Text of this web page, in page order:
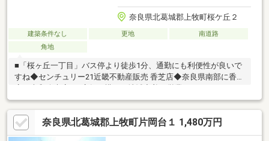
奈良県北葛城郡上牧町桜ケ丘２
建築条件なし 更地
南道路
角地
■「桜ヶ丘一丁目」バス停より徒歩1分、通勤にも利便性が良いで
すね◆センチュリー21近畿不動産販売 香芝店◆奈良県南部に香芝
ータル不動産として、土地探しから建築計画・ライフプランまで
一貫してサポートし、理想の住まいづくりを見据えた土地選びを
ご提案いたします。センチュリー21の情報力と実績を活かし、安
心してお任せいただけるお取引を心がけております。◆お気軽に
奈良県北葛城郡上牧町片岡台１ 1,480万円